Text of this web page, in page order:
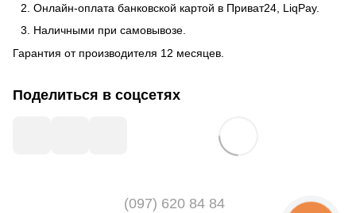
Онлайн-оплата банковской картой в Приват24, LiqPay.
Наличными при самовывозе.
Гарантия от производителя 12 месяцев.
Поделиться в соцсетях
(097) 620 84 84